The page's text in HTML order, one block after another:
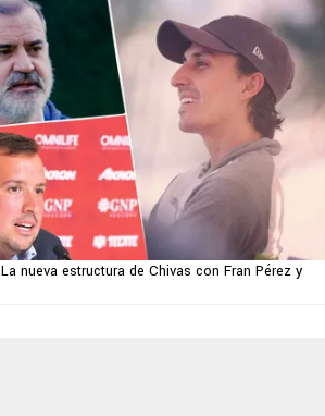
La nueva estructura de Chivas con Fran Pérez y